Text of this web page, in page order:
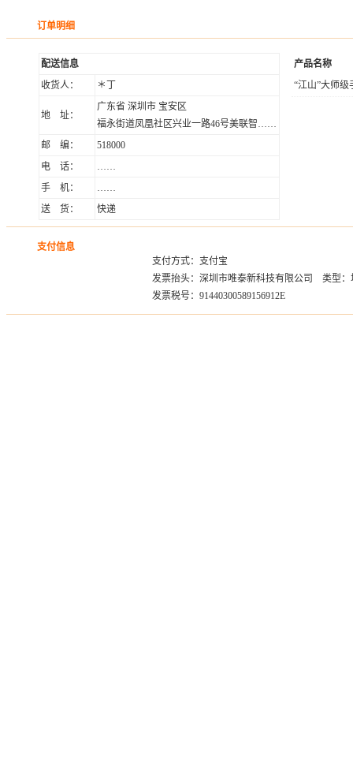
订单明细
配送信息
收货人：
＊丁
地 址：
广东省 深圳市 宝安区
福永街道凤凰社区兴业一路46号美联智……
邮 编：
518000
电 话：
……
手 机：
……
送 货：
快递
产品名称
“江山”大师
支付信息
支付方式：支付宝
发票抬头：深圳市唯泰新科技有限公司 类型：
发票税号：91440300589156912E